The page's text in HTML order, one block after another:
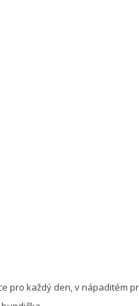
pro každý den, v nápaditém